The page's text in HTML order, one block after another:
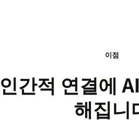
이점
간적 연결에
해집니